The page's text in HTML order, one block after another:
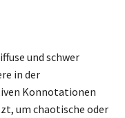
und schwer
in der
Konnotationen
um chaotische oder